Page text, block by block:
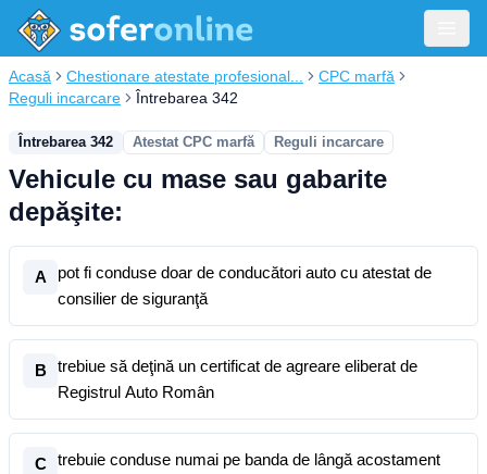
Acasă Chestionare atestate profesional...
CPC marfă
Reguli incarcare
Întrebarea 342
Întrebarea 342 Atestat CPC marfă Reguli incarcare
Vehicule cu mase sau gabarite
depăşite:
A
pot fi conduse doar de conducători auto cu atestat de
consilier de siguranţă
B
trebiue să deţină un certificat de agreare eliberat de
Registrul Auto Român
C
trebuie conduse numai pe banda de lângă acostament